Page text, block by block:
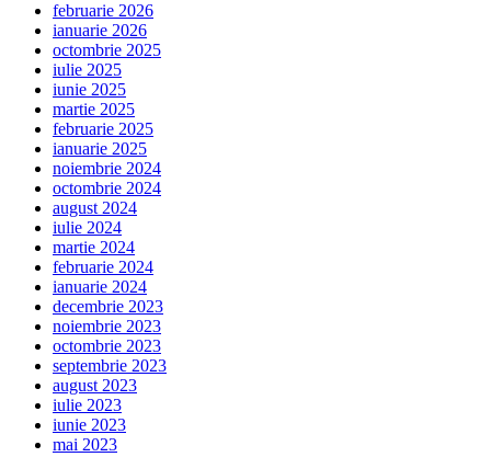
februarie 2026
ianuarie 2026
octombrie 2025
iulie 2025
iunie 2025
martie 2025
februarie 2025
ianuarie 2025
noiembrie 2024
octombrie 2024
august 2024
iulie 2024
martie 2024
februarie 2024
ianuarie 2024
decembrie 2023
noiembrie 2023
octombrie 2023
septembrie 2023
august 2023
iulie 2023
iunie 2023
mai 2023